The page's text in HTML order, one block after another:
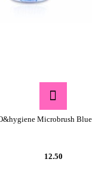
Microbrush
12.50